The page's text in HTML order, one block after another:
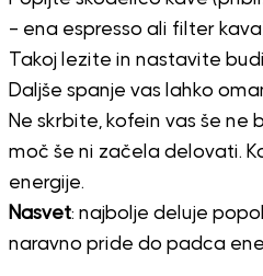
– ena espresso ali filter
Takoj lezite in nastavite
Daljše spanje vas lahko
Ne skrbite, kofein vas še ne
moč še ni začela delovati.
energije.
Nasvet: najbolje deluje
naravno pride do padca